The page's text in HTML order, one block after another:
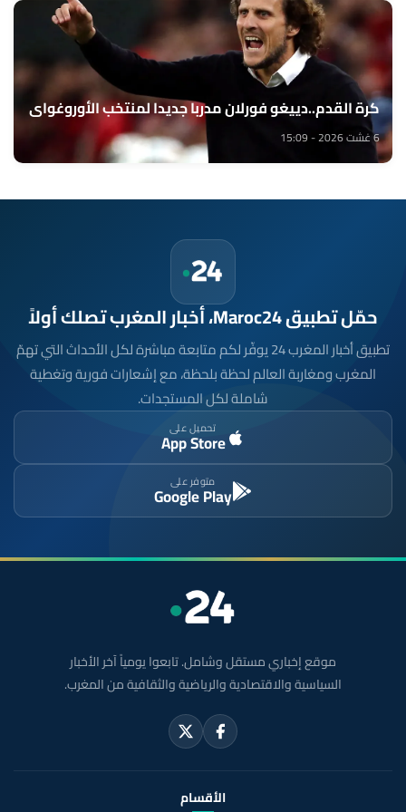
كرة القدم..دييغو فورلان مدربا جديدا لمنتخب الأوروغواي
6 غشت 2026 - 15:09
حمّل تطبيق Maroc24، أخبار المغرب تصلك أولاً
تطبيق أخبار المغرب 24 يوفّر لكم متابعة مباشرة لكل الأحداث التي تهمّ
المغرب ومغاربة العالم لحظة بلحظة، مع إشعارات فورية وتغطية
شاملة لكل المستجدات.
تحميل على
App Store
متوفر على
Google Play
موقع إخباري مستقل وشامل. تابعوا يومياً آخر الأخبار
السياسية والاقتصادية والرياضية والثقافية من المغرب.
الأقسام